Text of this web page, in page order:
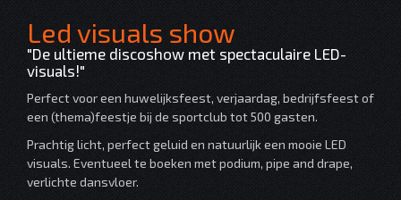
Led visuals show
"De ultieme discoshow met spectaculaire LED-
visuals!"
Perfect voor een huwelijksfeest, verjaardag, bedrijfsfeest of
een (thema)feestje bij de sportclub tot 500 gasten.
Prachtig licht, perfect geluid en natuurlijk een mooie LED
visuals. Eventueel te boeken met podium, pipe and drape,
verlichte dansvloer.